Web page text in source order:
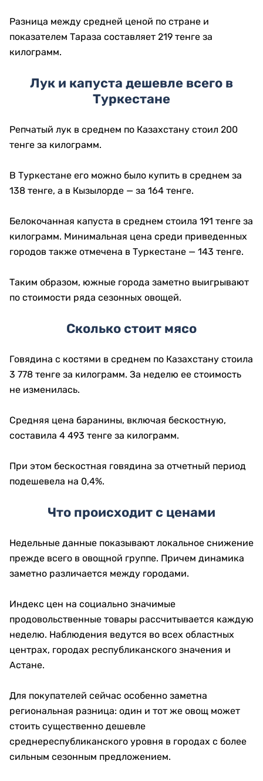
Разница между средней ценой по стране и
показателем Тараза составляет 219 тенге за
килограмм.
Лук и капуста дешевле всего в
Туркестане
Репчатый лук в среднем по Казахстану стоил 200
тенге за килограмм.
В Туркестане его можно было купить в среднем за
138 тенге, а в Кызылорде — за 164 тенге.
Белокочанная капуста в среднем стоила 191 тенге за
килограмм. Минимальная цена среди приведенных
городов также отмечена в Туркестане — 143 тенге.
Таким образом, южные города заметно выигрывают
по стоимости ряда сезонных овощей.
Сколько стоит мясо
Говядина с костями в среднем по Казахстану стоила
3 778 тенге за килограмм. За неделю ее стоимость
не изменилась.
Средняя цена баранины, включая бескостную,
составила 4 493 тенге за килограмм.
При этом бескостная говядина за отчетный период
подешевела на 0,4%.
Что происходит с ценами
Недельные данные показывают локальное снижение
прежде всего в овощной группе. Причем динамика
заметно различается между городами.
Индекс цен на социально значимые
продовольственные товары рассчитывается каждую
неделю. Наблюдения ведутся во всех областных
центрах, городах республиканского значения и
Астане.
Для покупателей сейчас особенно заметна
региональная разница: один и тот же овощ может
стоить существенно дешевле
среднереспубликанского уровня в городах с более
сильным сезонным предложением.